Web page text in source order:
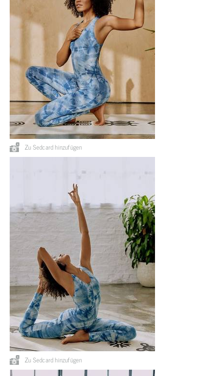
Zu Sedcard hinzufügen
Zu Sedcard hinzufügen